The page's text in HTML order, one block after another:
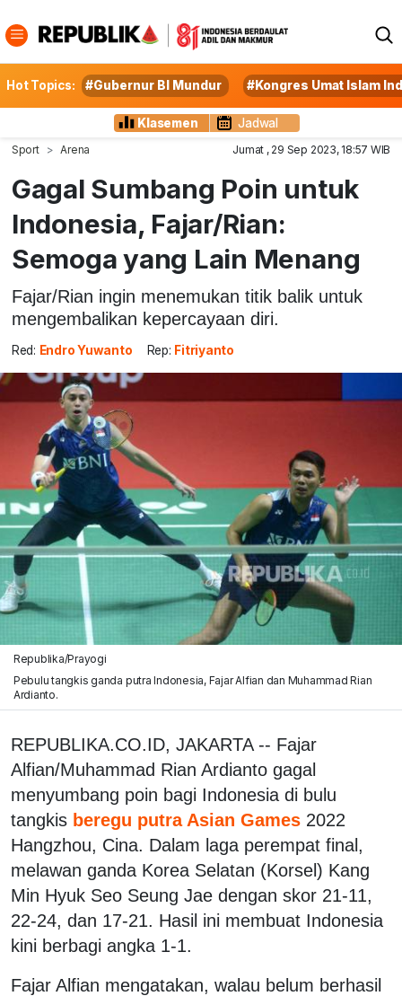
Hot Topics: #Gubernur BI Mundur #Kongres Umat Islam
Klasemen Jadwal
Sport Arena Jumat , 29 Sep 2023, 18:57 WIB
Gagal Sumbang Poin untuk
Indonesia, Fajar/Rian:
Semoga yang Lain Menang
Fajar/Rian ingin menemukan titik balik untuk
mengembalikan kepercayaan diri.
Red: Endro Yuwanto Rep: Fitriyanto
Republika/Prayogi
Pebulu tangkis ganda putra Indonesia, Fajar Alfian dan Muhammad Rian
Ardianto.
REPUBLIKA.CO.ID, JAKARTA -- Fajar
Alfian/Muhammad Rian Ardianto gagal
menyumbang poin bagi Indonesia di bulu
tangkis beregu putra Asian Games 2022
Hangzhou, Cina. Dalam laga perempat final,
melawan ganda Korea Selatan (Korsel) Kang
Min Hyuk Seo Seung Jae dengan skor 21-11,
22-24, dan 17-21. Hasil ini membuat Indonesia
kini berbagi angka 1-1.
Fajar Alfian mengatakan, walau belum berhasil